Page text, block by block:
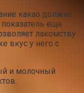
какао должно
еще
лакомству
вкус у него с
и молочный